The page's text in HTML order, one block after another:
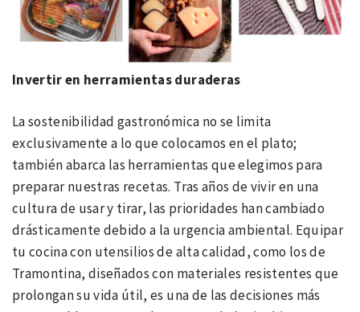
Invertir en herramientas duraderas
La sostenibilidad gastronómica no se limita
exclusivamente a lo que colocamos en el plato;
también abarca las herramientas que elegimos para
preparar nuestras recetas. Tras años de vivir en una
cultura de usar y tirar, las prioridades han cambiado
drásticamente debido a la urgencia ambiental. Equipar
tu cocina con utensilios de alta calidad, como los de
Tramontina, diseñados con materiales resistentes que
prolongan su vida útil, es una de las decisiones más